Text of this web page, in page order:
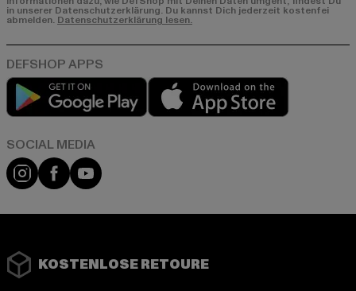
in unserer Datenschutzerklärung. Du kannst Dich jederzeit kostenfei
abmelden. Datenschutzerklärung lesen.
Play market
Instagram
FacebookYouTube
KOSTENLOSE RETOURE